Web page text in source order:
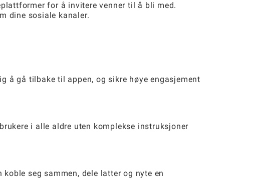
for å invitere venner til å bli med.
dine sosiale kanaler.
å gå tilbake til appen, og sikre høye engasjement
i alle aldre uten komplekse instruksjoner
seg sammen, dele latter og nyte en